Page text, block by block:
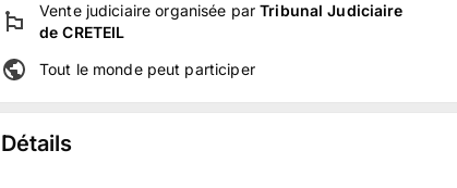
Vente judiciaire organisée parTribunal Judiciaire
de CRETEIL
Tout le monde peut participer
Détails